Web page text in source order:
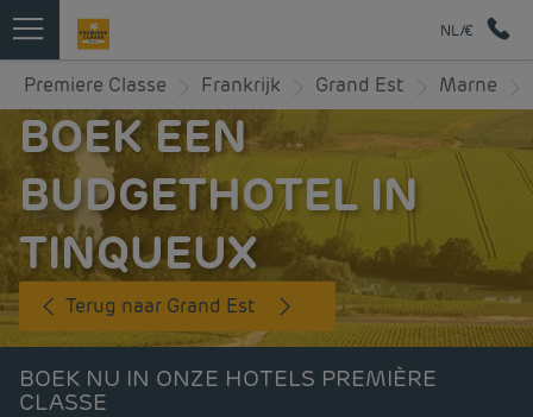
NL/€
Premiere Classe Frankrijk Grand Est Marne
BOEK EEN
BUDGETHOTEL IN
TINQUEUX
Terug naar Grand Est
BOEK NU IN ONZE HOTELS PREMIÈRE
CLASSE